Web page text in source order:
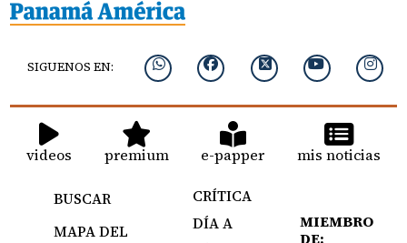
SIGUENOS EN:
videos premium e-papper mis noticias
BUSCAR
MAPA DEL
CRÍTICA
DÍA A
MIEMBRO
DE: